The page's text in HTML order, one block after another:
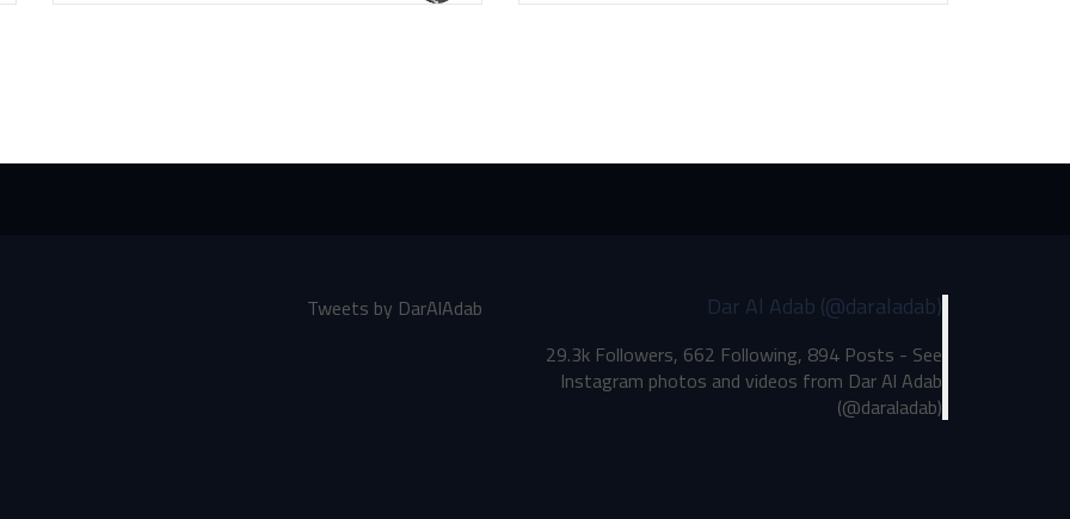
Dar Al Adab (@daraladab)
29.3k Followers, 662 Following, 894 Posts - See
Instagram photos and videos from Dar Al Adab
(@daraladab)
Tweets by DarAlAdab